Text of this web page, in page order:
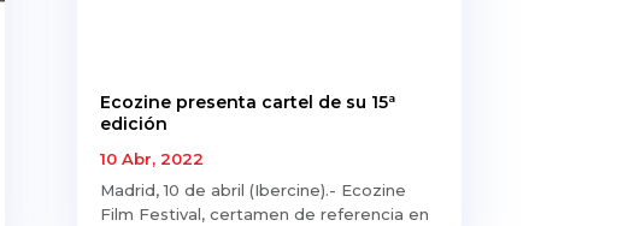
Ecozine presenta cartel de su 15ª
edición
10 Abr, 2022
Madrid, 10 de abril (Ibercine).- Ecozine
Film Festival, certamen de referencia en